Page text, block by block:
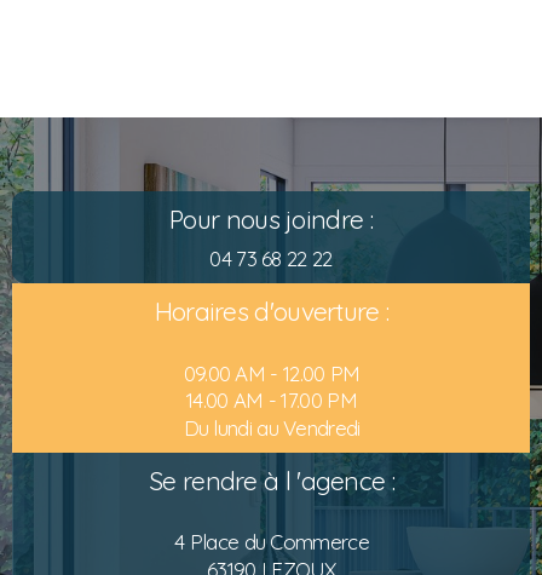
Pour nous joindre :
04 73 68 22 22
Horaires d'ouverture :
09.00 AM - 12.00 PM
14.00 AM - 17.00 PM
Du lundi au Vendredi
Se rendre à l 'agence :
4 Place du Commerce